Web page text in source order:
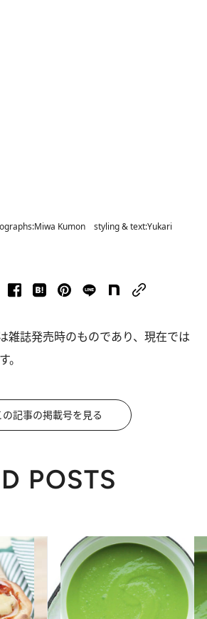
Kumon styling & text:Yukari
雑誌発売時のものであり、現在では
。
の記事の掲載号を見る
POSTS